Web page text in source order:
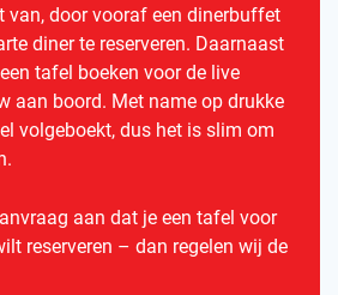
van, door vooraf een dinerbuffet
diner te reserveren. Daarnaast
tafel boeken voor de live
aan boord. Met name op drukke
volgeboekt, dus het is slim om
aan dat je een tafel voor
reserveren – dan regelen wij de